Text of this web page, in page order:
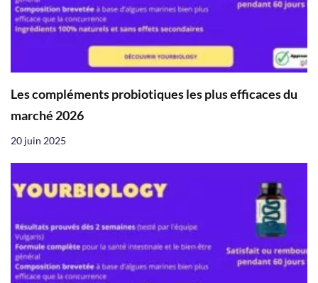
Les compléments probiotiques les plus efficaces du
marché 2026
20 juin 2025